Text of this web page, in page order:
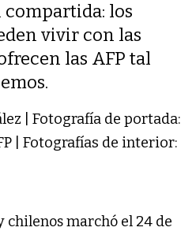
los
vivir con las
las AFP tal
| Fotografía de portada:
| Fotografías de interior:
marchó el 24 de